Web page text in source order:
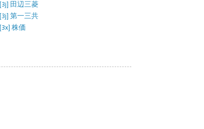
[3j] 田辺三菱
[3j] 第一三共
[3x] 株価